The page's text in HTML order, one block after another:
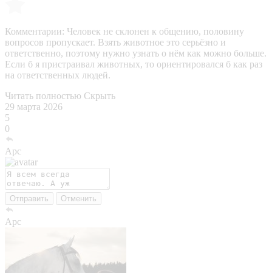
Комментарии: Человек не склонен к общению, половину
вопросов пропускает. Взять животное это серьёзно и
ответственно, поэтому нужно узнать о нём как можно больше.
Если б я пристраивал животных, то ориентировался б как раз
на ответственных людей.
Читать полностью Скрыть
29 марта 2026
5
0
Арс
Отправить Отменить
Арс